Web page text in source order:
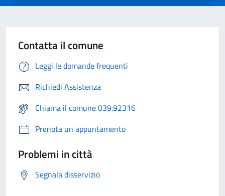
Contatta il comune
Leggi le domande frequenti
Richiedi Assistenza
Chiama il comune 039.92316
Prenota un appuntamento
Problemi in città
Segnala disservizio